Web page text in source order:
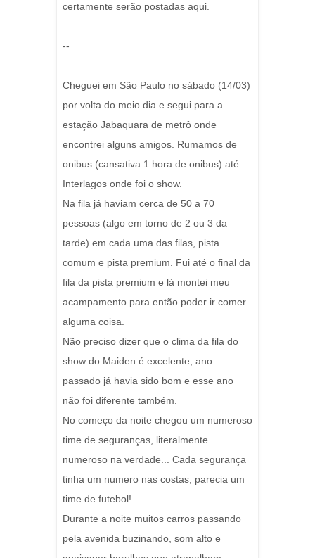
certamente serão postadas aqui.
--
Cheguei em São Paulo no sábado (14/03)
por volta do meio dia e segui para a
estação Jabaquara de metrô onde
encontrei alguns amigos. Rumamos de
onibus (cansativa 1 hora de onibus) até
Interlagos onde foi o show.
Na fila já haviam cerca de 50 a 70
pessoas (algo em torno de 2 ou 3 da
tarde) em cada uma das filas, pista
comum e pista premium. Fui até o final da
fila da pista premium e lá montei meu
acampamento para então poder ir comer
alguma coisa.
Não preciso dizer que o clima da fila do
show do Maiden é excelente, ano
passado já havia sido bom e esse ano
não foi diferente também.
No começo da noite chegou um numeroso
time de seguranças, literalmente
numeroso na verdade... Cada segurança
tinha um numero nas costas, parecia um
time de futebol!
Durante a noite muitos carros passando
pela avenida buzinando, som alto e